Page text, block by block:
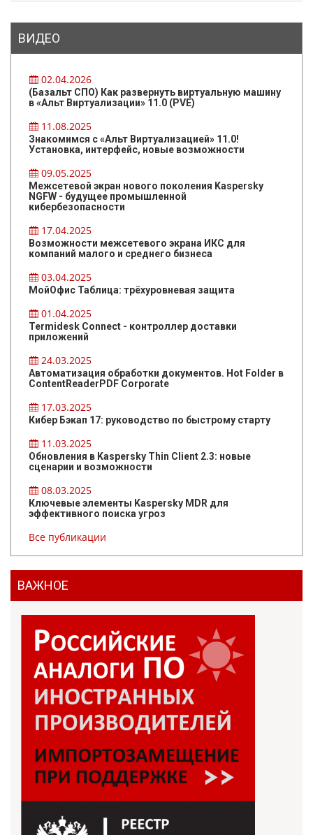
ВИДЕО
02.04.2026
(Базальт СПО) Как развернуть виртуальную машину
в «Альт Виртуализации» 11.0 (PVE)
11.08.2025
Знакомимся с «Альт Виртуализацией» 11.0!
Установка, интерфейс, новые возможности
09.05.2025
Межсетевой экран нового поколения Kaspersky
NGFW - будущее промышленной
кибербезопасности
17.04.2025
Возможности межсетевого экрана ИКС для
компаний малого и среднего бизнеса
03.04.2025
МойОфис Таблица: трёхуровневая защита
01.04.2025
Termidesk Connect - контроллер доставки
приложений
24.03.2025
Автоматизация обработки документов. Hot Folder в
ContentReaderPDF Corporate
17.03.2025
Кибер Бэкап 17: руководство по быстрому старту
11.03.2025
Обновления в Kaspersky Thin Client 2.3: новые
сценарии и возможности
08.03.2025
Ключевые элементы Kaspersky MDR для
эффективного поиска угроз
Все публикации
ВАЖНОЕ